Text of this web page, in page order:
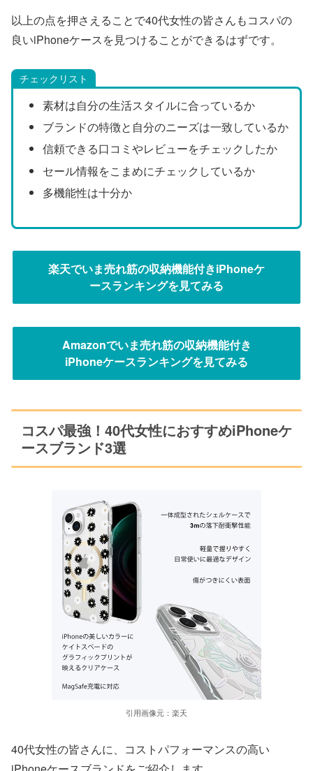
以上の点を押さえることで40代女性の皆さんもコスパの
良いiPhoneケースを見つけることができるはずです。
チェックリスト
素材は自分の生活スタイルに合っているか
ブランドの特徴と自分のニーズは一致しているか
信頼できる口コミやレビューをチェックしたか
セール情報をこまめにチェックしているか
多機能性は十分か
楽天でいま売れ筋の収納機能付きiPhoneケ
ースランキングを見てみる
Amazonでいま売れ筋の収納機能付き
iPhoneケースランキングを見てみる
コスパ最強！40代女性におすすめiPhoneケ
ースブランド3選
引用画像元：楽天
40代女性の皆さんに、コストパフォーマンスの高い